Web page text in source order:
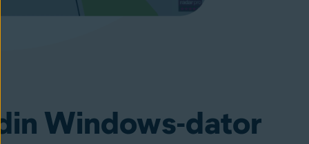
Windows-dator